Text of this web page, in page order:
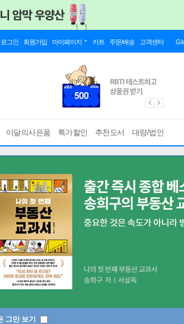
로그인 회원가입 마이페이지 카트 주문/배송 고객센터
이달의사은품 특가할인 추천도서 대량/법인
그만 보기